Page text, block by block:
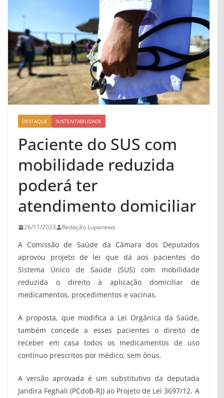
DESTAQUE SUSTENTABILIDADE
Paciente do SUS com
mobilidade reduzida
poderá ter
atendimento domiciliar
26/11/2023 Redação Lupanews
A Comissão de Saúde da Câmara dos Deputados
aprovou projeto de lei que dá aos pacientes do
Sistema Único de Saúde (SUS) com mobilidade
reduzida o direito à aplicação domiciliar de
medicamentos, procedimentos e vacinas.
A proposta, que modifica a Lei Orgânica da Saúde,
também concede a esses pacientes o direito de
receber em casa todos os medicamentos de uso
contínuo prescritos por médico, sem ônus.
A versão aprovada é um substitutivo da deputada
Jandira Feghali (PCdoB-RJ) ao Projeto de Lei 3697/12. A